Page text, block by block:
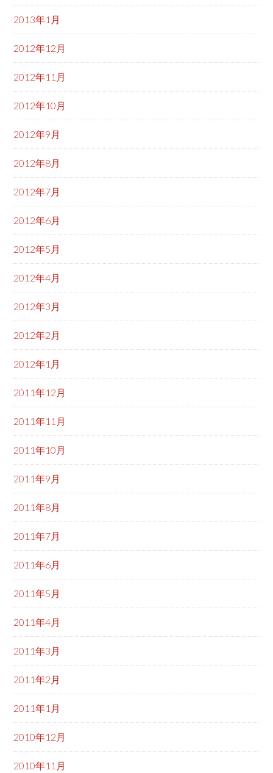
2013年1月
2012年12月
2012年11月
2012年10月
2012年9月
2012年8月
2012年7月
2012年6月
2012年5月
2012年4月
2012年3月
2012年2月
2012年1月
2011年12月
2011年11月
2011年10月
2011年9月
2011年8月
2011年7月
2011年6月
2011年5月
2011年4月
2011年3月
2011年2月
2011年1月
2010年12月
2010年11月